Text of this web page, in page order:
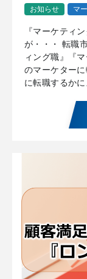
お知らせ
マ
『マーケティ
が・・・ 転職
ィング職』『
のマーケター
に転職するか